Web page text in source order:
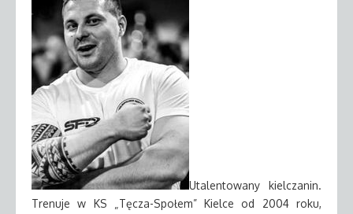
Utalentowany kielczanin.
Trenuje w KS „Tęcza-Społem” Kielce od 2004 roku,